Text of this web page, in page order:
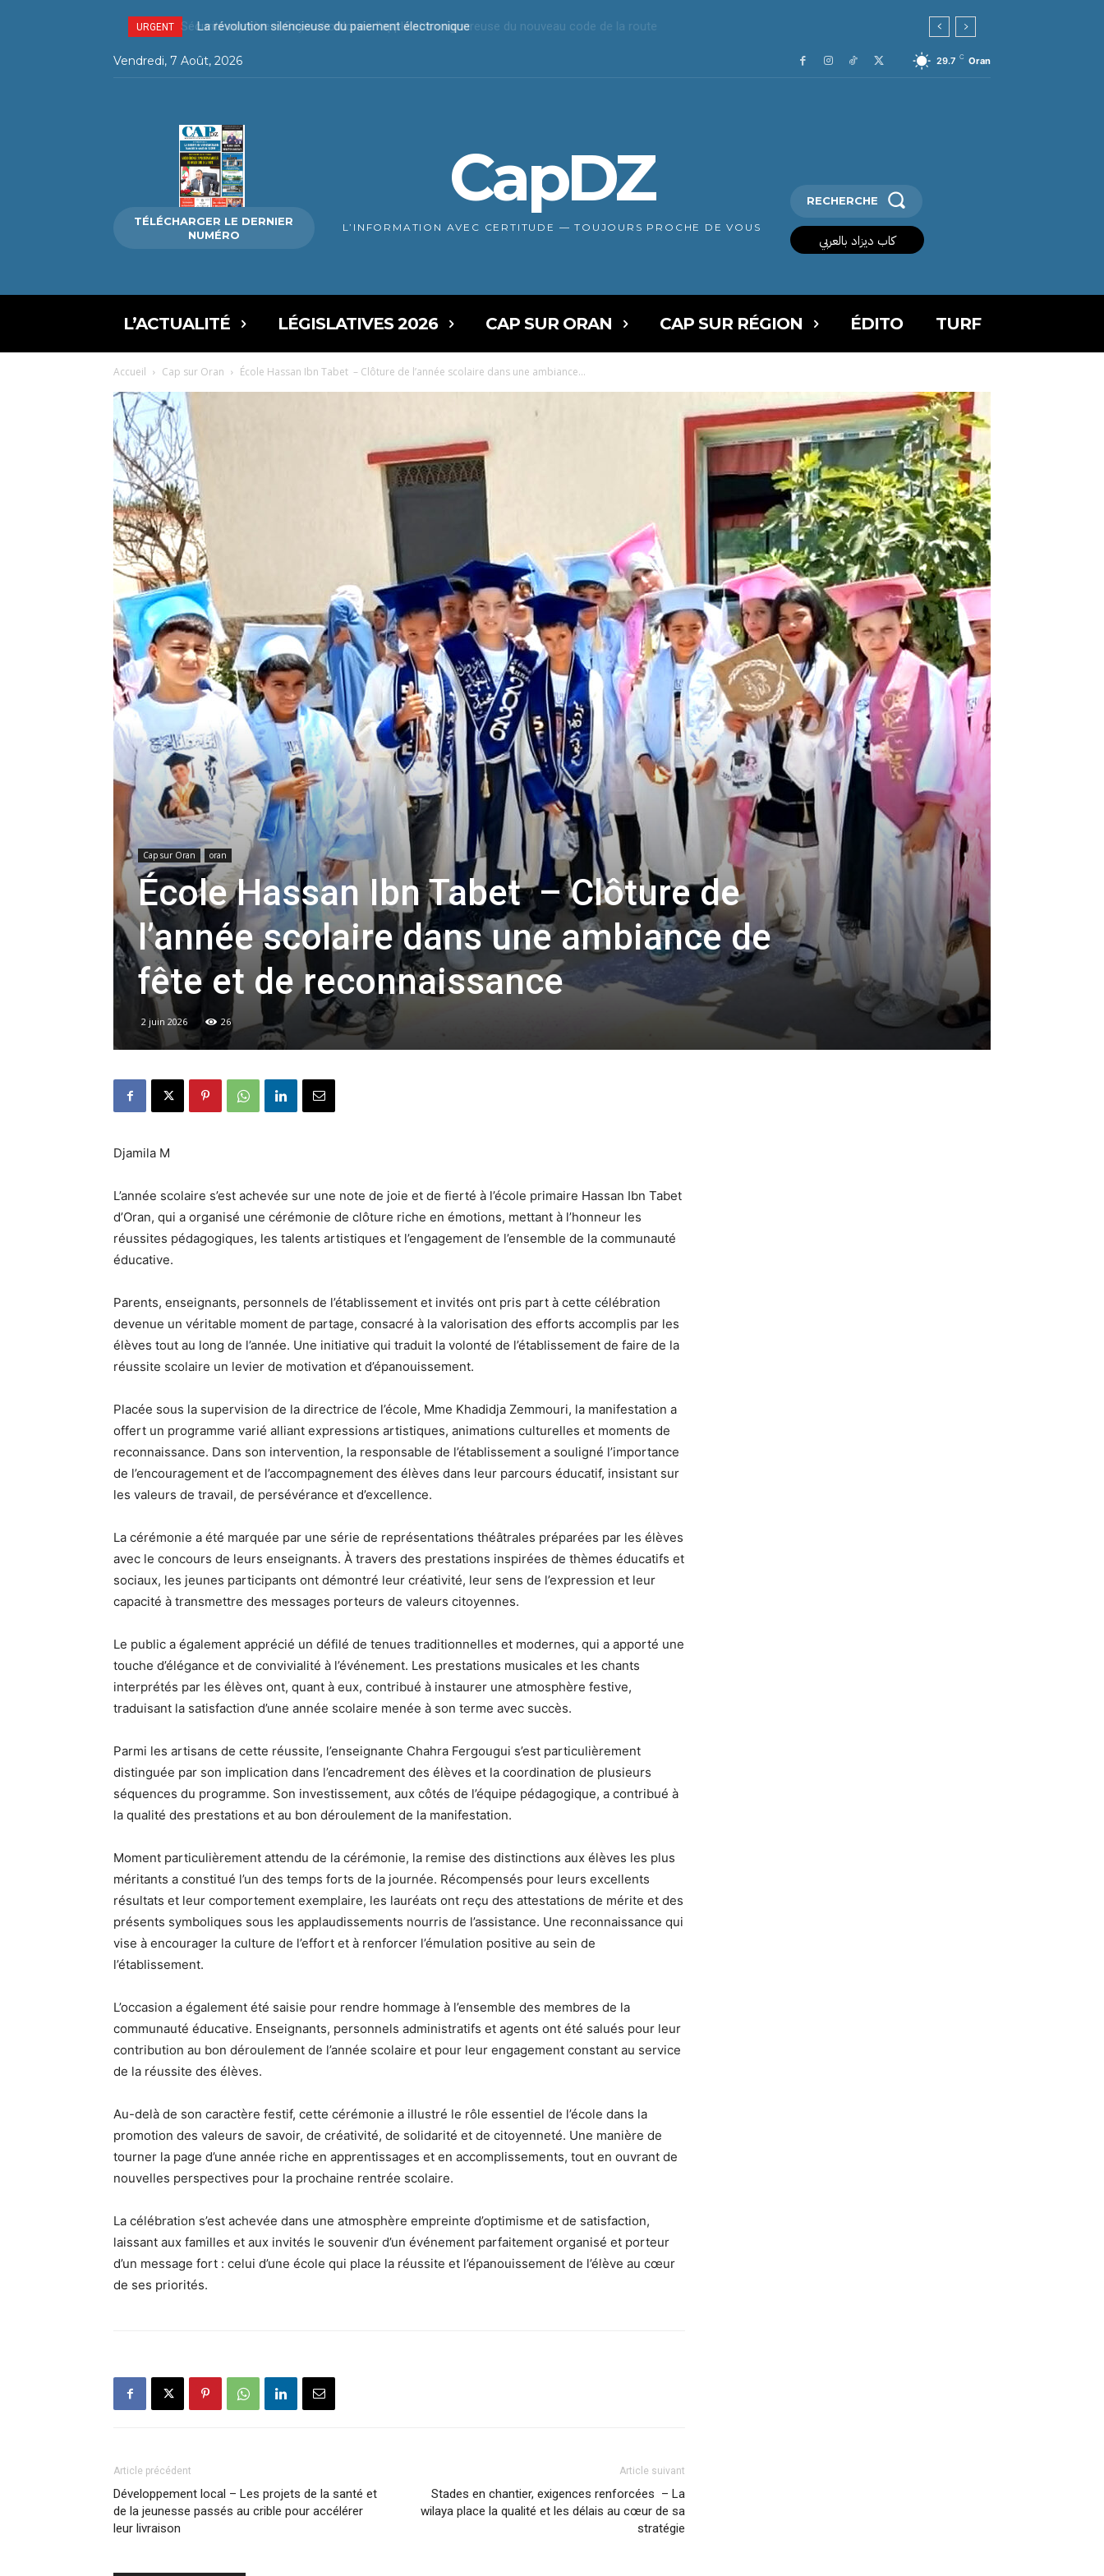
URGENT La révolution silencieuse du paiement électronique
Vendredi, 7 Août, 2026 29.7 C Oran
TÉLÉCHARGER LE DERNIER
NUMÉRO
CapDZ
L’INFORMATION AVEC CERTITUDE — TOUJOURS PROCHE DE VOUS
RECHERCHE
كاب ديزاد بالعربي
L’ACTUALITÉ LÉGISLATIVES 2026 CAP SUR ORAN CAP SUR RÉGION ÉDITO TURF
Accueil Cap sur Oran École Hassan Ibn Tabet – Clôture de l’année scolaire dans une ambiance...
Cap sur Oran oran
École Hassan Ibn Tabet – Clôture de
l’année scolaire dans une ambiance de
fête et de reconnaissance
2 juin 2026 26
Djamila M
L’année scolaire s’est achevée sur une note de joie et de fierté à l’école primaire Hassan Ibn Tabet
d’Oran, qui a organisé une cérémonie de clôture riche en émotions, mettant à l’honneur les
réussites pédagogiques, les talents artistiques et l’engagement de l’ensemble de la communauté
éducative.
Parents, enseignants, personnels de l’établissement et invités ont pris part à cette célébration
devenue un véritable moment de partage, consacré à la valorisation des efforts accomplis par les
élèves tout au long de l’année. Une initiative qui traduit la volonté de l’établissement de faire de la
réussite scolaire un levier de motivation et d’épanouissement.
Placée sous la supervision de la directrice de l’école, Mme Khadidja Zemmouri, la manifestation a
offert un programme varié alliant expressions artistiques, animations culturelles et moments de
reconnaissance. Dans son intervention, la responsable de l’établissement a souligné l’importance
de l’encouragement et de l’accompagnement des élèves dans leur parcours éducatif, insistant sur
les valeurs de travail, de persévérance et d’excellence.
La cérémonie a été marquée par une série de représentations théâtrales préparées par les élèves
avec le concours de leurs enseignants. À travers des prestations inspirées de thèmes éducatifs et
sociaux, les jeunes participants ont démontré leur créativité, leur sens de l’expression et leur
capacité à transmettre des messages porteurs de valeurs citoyennes.
Le public a également apprécié un défilé de tenues traditionnelles et modernes, qui a apporté une
touche d’élégance et de convivialité à l’événement. Les prestations musicales et les chants
interprétés par les élèves ont, quant à eux, contribué à instaurer une atmosphère festive,
traduisant la satisfaction d’une année scolaire menée à son terme avec succès.
Parmi les artisans de cette réussite, l’enseignante Chahra Fergougui s’est particulièrement
distinguée par son implication dans l’encadrement des élèves et la coordination de plusieurs
séquences du programme. Son investissement, aux côtés de l’équipe pédagogique, a contribué à
la qualité des prestations et au bon déroulement de la manifestation.
Moment particulièrement attendu de la cérémonie, la remise des distinctions aux élèves les plus
méritants a constitué l’un des temps forts de la journée. Récompensés pour leurs excellents
résultats et leur comportement exemplaire, les lauréats ont reçu des attestations de mérite et des
présents symboliques sous les applaudissements nourris de l’assistance. Une reconnaissance qui
vise à encourager la culture de l’effort et à renforcer l’émulation positive au sein de
l’établissement.
L’occasion a également été saisie pour rendre hommage à l’ensemble des membres de la
communauté éducative. Enseignants, personnels administratifs et agents ont été salués pour leur
contribution au bon déroulement de l’année scolaire et pour leur engagement constant au service
de la réussite des élèves.
Au-delà de son caractère festif, cette cérémonie a illustré le rôle essentiel de l’école dans la
promotion des valeurs de savoir, de créativité, de solidarité et de citoyenneté. Une manière de
tourner la page d’une année riche en apprentissages et en accomplissements, tout en ouvrant de
nouvelles perspectives pour la prochaine rentrée scolaire.
La célébration s’est achevée dans une atmosphère empreinte d’optimisme et de satisfaction,
laissant aux familles et aux invités le souvenir d’un événement parfaitement organisé et porteur
d’un message fort : celui d’une école qui place la réussite et l’épanouissement de l’élève au cœur
de ses priorités.
Article précédent
Développement local – Les projets de la santé et
de la jeunesse passés au crible pour accélérer
leur livraison
Article suivant
Stades en chantier, exigences renforcées – La
wilaya place la qualité et les délais au cœur de sa
stratégie